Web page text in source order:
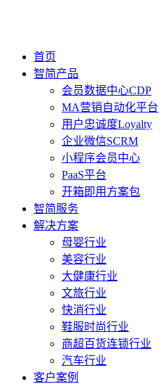
首页
智简产品
会员数据中心CDP
MA营销自动化平台
用户忠诚度Loyalty
企业微信SCRM
小程序会员中心
PaaS平台
开箱即用方案包
智简服务
解决方案
母婴行业
美容行业
大健康行业
文旅行业
快消行业
鞋服时尚行业
商超百货连锁行业
汽车行业
客户案例